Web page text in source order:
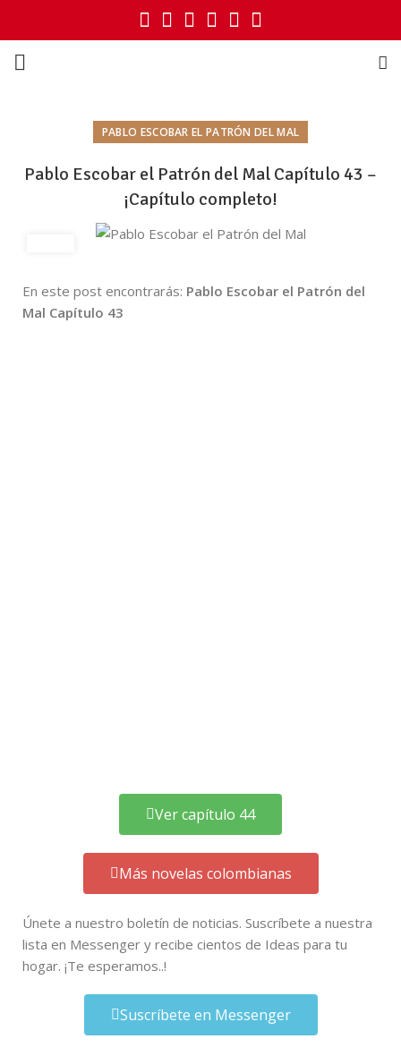
PABLO ESCOBAR EL PATRÓN DEL MAL
Pablo Escobar el Patrón del Mal Capítulo 43 –
¡Capítulo completo!
En este post encontrarás: Pablo Escobar el Patrón del
Mal Capítulo 43
Ver capítulo 44
Más novelas colombianas
Únete a nuestro boletín de noticias. Suscríbete a nuestra
lista en Messenger y recibe cientos de Ideas para tu
hogar. ¡Te esperamos..!
Suscríbete en Messenger